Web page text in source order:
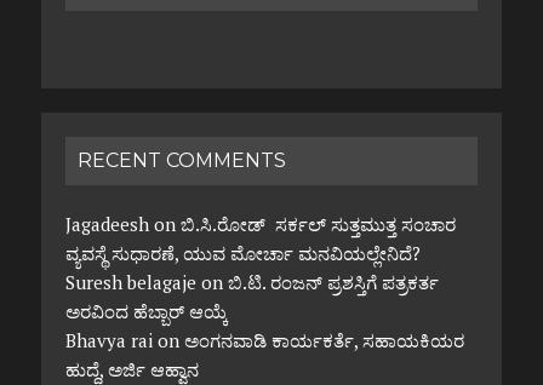
RECENT COMMENTS
Jagadeeshon ಬಿ.ಸಿ.ರೋಡ್ ಸರ್ಕಲ್ ಸುತ್ತಮುತ್ತ ಸಂಚಾರ
ವ್ಯವಸ್ಥೆ ಸುಧಾರಣೆ, ಯುವ ಮೋರ್ಚಾ ಮನವಿಯಲ್ಲೇನಿದೆ?
Suresh belagaje on ಬಿ.ಟಿ. ರಂಜನ್ ಪ್ರಶಸ್ತಿಗೆ ಪತ್ರಕರ್ತ
ಅರವಿಂದ ಹೆಬ್ಬಾರ್ ಆಯ್ಕೆ
Bhavya raion ಅಂಗನವಾಡಿ ಕಾರ್ಯಕರ್ತೆ, ಸಹಾಯಕಿಯರ
ಹುದ್ದೆ, ಅರ್ಜಿ ಆಹ್ವಾನ